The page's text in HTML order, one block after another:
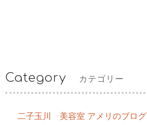
Category カテゴリー
二子玉川 美容室 アメリのブログ